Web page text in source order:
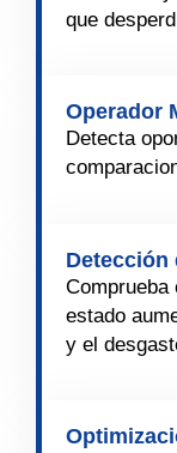
que
Operador
Detecta
Detección
Comprueba
estado
y el